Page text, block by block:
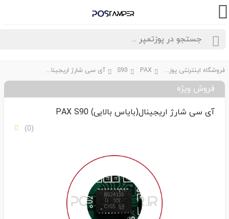
فروشگاه اینترنتی پوزتمپر PAX
S90 آی سی شارژ اریجینال(بایاس بالایی) PAX S90
فروش ویژه
آی سی شارژ اریجینال(بایاس بالایی) PAX S90